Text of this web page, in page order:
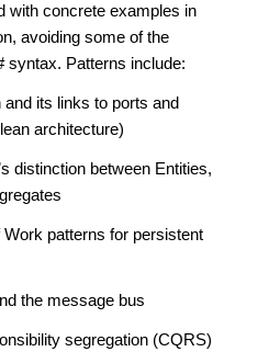
with concrete examples in
avoiding some of the
syntax. Patterns include:
its links to ports and
architecture)
distinction between Entities,
patterns for persistent
the message bus
segregation (CQRS)